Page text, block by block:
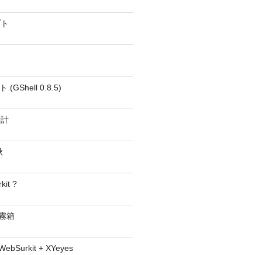
(GShell 0.8.5)
?
箱
+ XYeyes